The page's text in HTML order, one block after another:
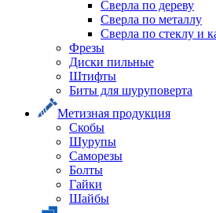
Сверла по дереву
Сверла по металлу
Сверла по стеклу и
Фрезы
Диски пильные
Штифты
Биты для шуруповерта
Метизная продукция
Скобы
Шурупы
Саморезы
Болты
Гайки
Шайбы